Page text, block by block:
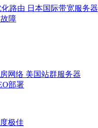
路由 日本国际带宽服务器
障
网络 美国站群服务器
部署
极佳